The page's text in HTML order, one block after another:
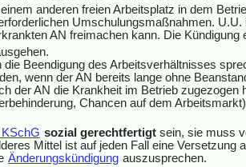
anderen freien Arbeitsplatz in dem
Umschulungsmaßnahmen.
AN freimachen kann. Die
Beendigung des Arbeitsverhältnisses
wenn der AN bereits lange ohne
der AN die Krankheit im Betrieb
Chancen auf dem
KSchG sozial gerechtfertigt sein, sie muss
Mittel ist auf jeden Fall eine
Änderungskündigung auszusprechen.